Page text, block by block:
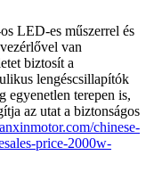
LED-es műszerrel és
van
biztosít a
lengéscsillapítók
egyenetlen terepen is,
az utat a biztonságos
chinese-
price-2000w-